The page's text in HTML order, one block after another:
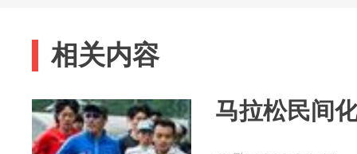
相关内容
马拉松民间